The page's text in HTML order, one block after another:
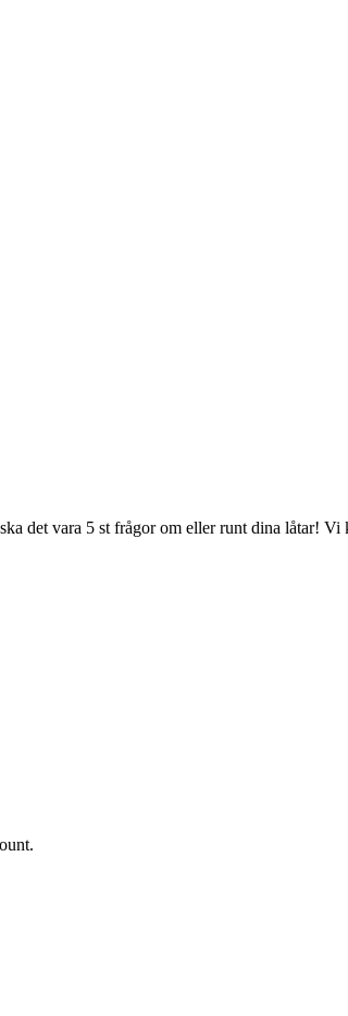
det vara 5 st frågor om eller runt dina låtar! Vi